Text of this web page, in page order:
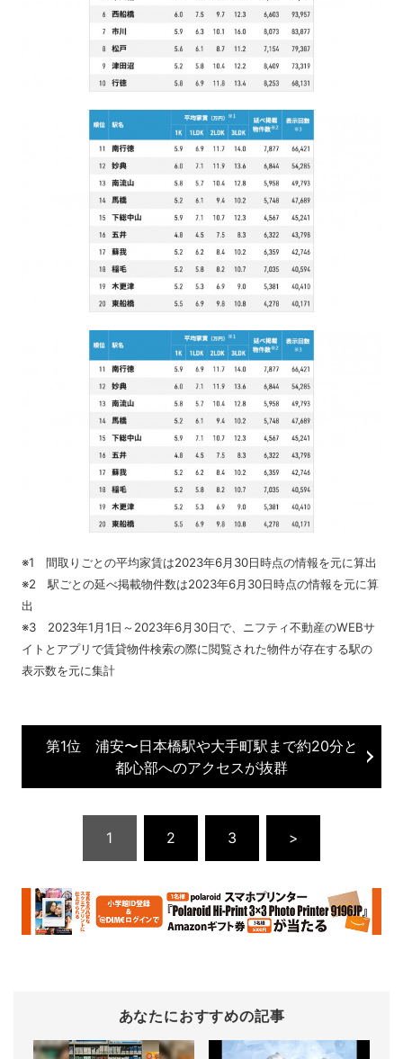
※1 間取りごとの平均家賃は2023年6月30日時点の情報を元に算出
※2 駅ごとの延べ掲載物件数は2023年6月30日時点の情報を元に算
出
※3 2023年1月1日～2023年6月30日で、ニフティ不動産のWEBサ
イトとアプリで賃貸物件検索の際に閲覧された物件が存在する駅の
表示数を元に集計
第1位 浦安〜日本橋駅や大手町駅まで約20分と
都心部へのアクセスが抜群
1 2 3 >
あなたにおすすめの記事